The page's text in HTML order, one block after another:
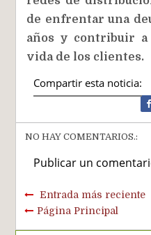
de enfrentar una
años y contribuir
vida de los clientes.
Compartir esta noticia:
NO HAY COMENTARIOS.:
Publicar un
Entrada más reciente
Página Principal